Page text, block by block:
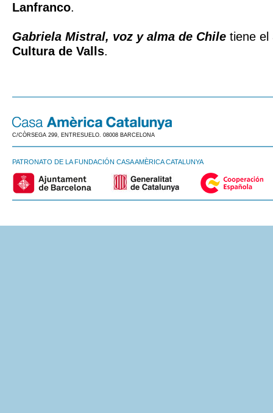
Lanfranco.
Gabriela Mistral, voz y alma de Chile tiene
Cultura de Valls.
C/CÒRSEGA 299, ENTRESUELO. 08008 BARCELONA
PATRONATO DE LA FUNDACIÓN CASA AMÈRICA CATALUNYA